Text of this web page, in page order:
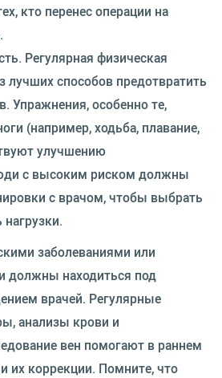
кто перенес операции на
Регулярная физическая
лучших способов предотвратить
Упражнения, особенно те,
(например, ходьба, плавание,
улучшению
с высоким риском должны
с врачом, чтобы выбрать
заболеваниями или
должны находиться под
врачей. Регулярные
анализы крови и
вен помогают в раннем
их коррекции. Помните, что